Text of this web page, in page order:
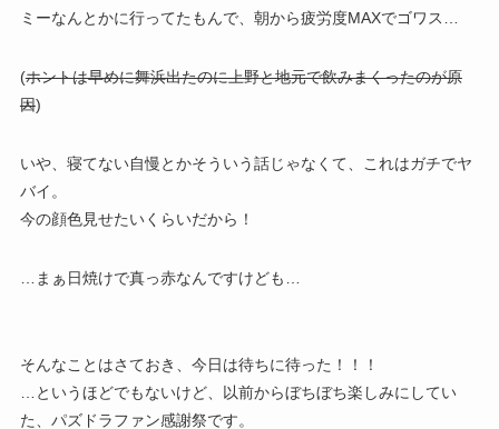
ミーなんとかに行ってたもんで、朝から疲労度MAXでゴワス…
(ホントは早めに舞浜出たのに上野と地元で飲みまくったのが原
因)
いや、寝てない自慢とかそういう話じゃなくて、これはガチでヤ
バイ。
今の顔色見せたいくらいだから！
…まぁ日焼けで真っ赤なんですけども…
そんなことはさておき、今日は待ちに待った！！！
…というほどでもないけど、以前からぼちぼち楽しみにしてい
た、パズドラファン感謝祭です。